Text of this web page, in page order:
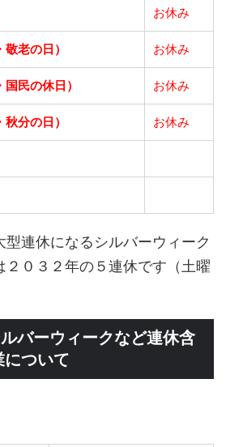
お休み
老の日） お休み
民の休日） お休み
分の日） お休み
型連休になるシルバーウィーク
２０３２年の５連休です（土曜
バーウィークなど連休含
について